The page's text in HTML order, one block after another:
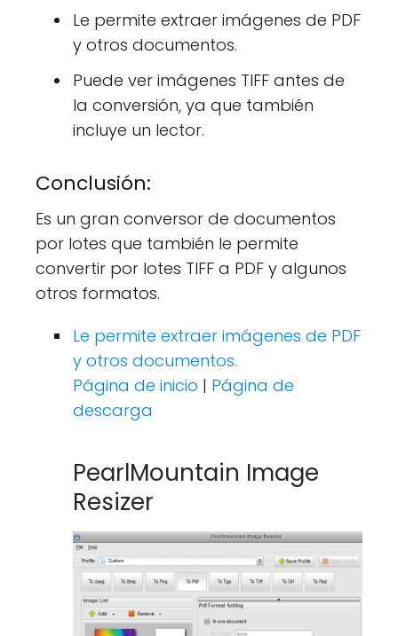
Le permite extraer imágenes de PDF
y otros documentos.
Puede ver imágenes TIFF antes de
la conversión, ya que también
incluye un lector.
Conclusión:
Es un gran conversor de documentos
por lotes que también le permite
convertir por lotes TIFF a PDF y algunos
otros formatos.
Le permite extraer imágenes de PDF
y otros documentos.
Página de inicio | Página de
descarga
PearlMountain Image
Resizer